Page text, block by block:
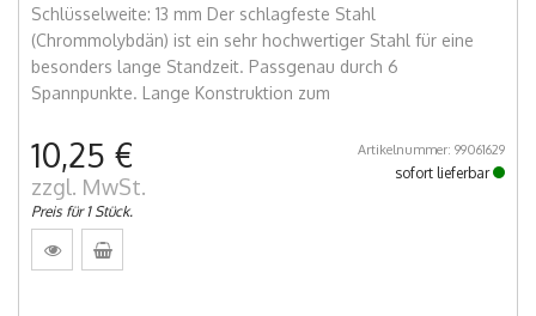
Schlüsselweite: 13 mm Der schlagfeste Stahl
(Chrommolybdän) ist ein sehr hochwertiger Stahl für eine
besonders lange Standzeit. Passgenau durch 6
Spannpunkte. Lange Konstruktion zum
10,25 €
zzgl. MwSt.
Preis für 1 Stück.
Artikelnummer: 99061629
sofort lieferbar